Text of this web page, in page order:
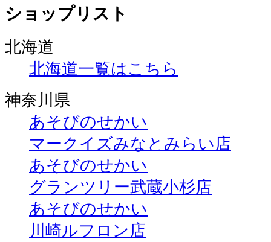
ショップリスト
北海道
北海道一覧はこちら
神奈川県
あそびのせかい
マークイズみなとみらい店
あそびのせかい
グランツリー武蔵小杉店
あそびのせかい
川崎ルフロン店